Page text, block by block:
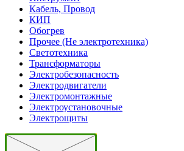
Кабель, Провод
КИП
Обогрев
Прочее (Не электротехника)
Светотехника
Трансформаторы
Электробезопасность
Электродвигатели
Электромонтажные
Электроустановочные
Электрощиты